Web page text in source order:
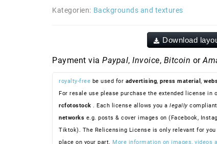
Kategorien: Backgrounds and textures
Download
Payment via Paypal, Invoice, Bitcoin or
royalty-free be used for advertising, press material ,
For resale use please purchase the extended license in
rcfotostock . Each license allows you a legally
networks e.g. posts & cover images on (Facebook,
Tiktok). The Relicensing License is only relevant for
place on your part. More information on images, videos